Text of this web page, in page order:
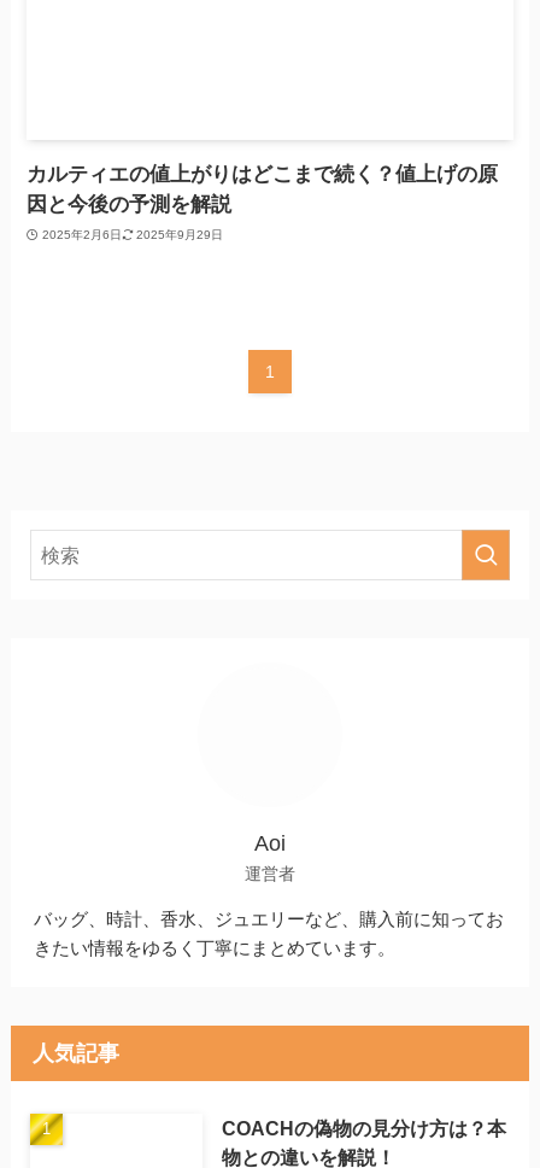
カルティエの値上がりはどこまで続く？値上げの原
因と今後の予測を解説
2025年2月6日 2025年9月29日
1
Aoi
運営者
バッグ、時計、香水、ジュエリーなど、購入前に知ってお
きたい情報をゆるく丁寧にまとめています。
人気記事
COACHの偽物の見分け方は？本
物との違いを解説！